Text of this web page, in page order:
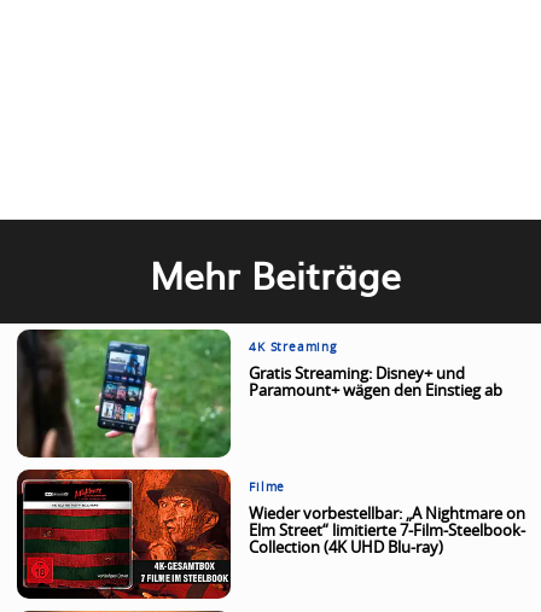
Mehr Beiträge
4K Streaming
Gratis Streaming: Disney+ und
Paramount+ wägen den Einstieg ab
Filme
Wieder vorbestellbar: „A Nightmare on
Elm Street“ limitierte 7-Film-Steelbook-
Collection (4K UHD Blu-ray)